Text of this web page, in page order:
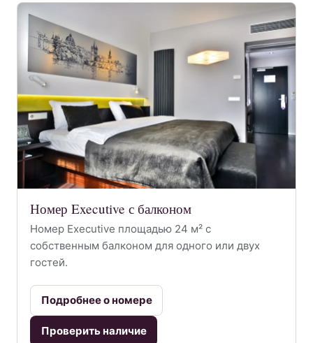
Номер Executive с балконом
Номер Executive площадью 24 м² с
собственным балконом для одного или двух
гостей.
Подробнее о номере
Проверить наличие